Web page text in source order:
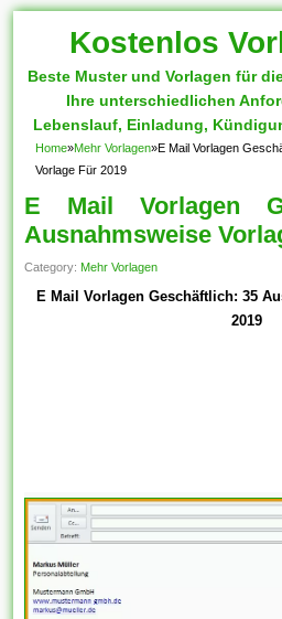
Kostenlos
Beste Muster und Vorlagen für
Ihre unterschiedlichen
Lebenslauf, Einladung,
Home»Mehr Vorlagen»E Mail Vorlagen
Vorlage Für 2019
E Mail Vorlagen
Ausnahmsweise
Category: Mehr Vorlagen
E Mail Vorlagen Geschäftlich: 35
2019